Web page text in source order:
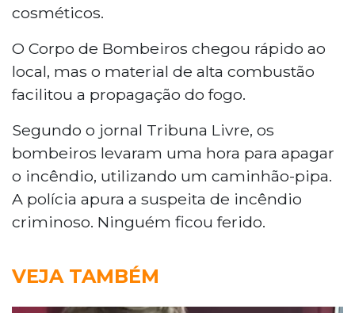
cosméticos.
O Corpo de Bombeiros chegou rápido ao
local, mas o material de alta combustão
facilitou a propagação do fogo.
Segundo o jornal Tribuna Livre, os
bombeiros levaram uma hora para apagar
o incêndio, utilizando um caminhão-pipa.
A polícia apura a suspeita de incêndio
criminoso. Ninguém ficou ferido.
VEJA TAMBÉM